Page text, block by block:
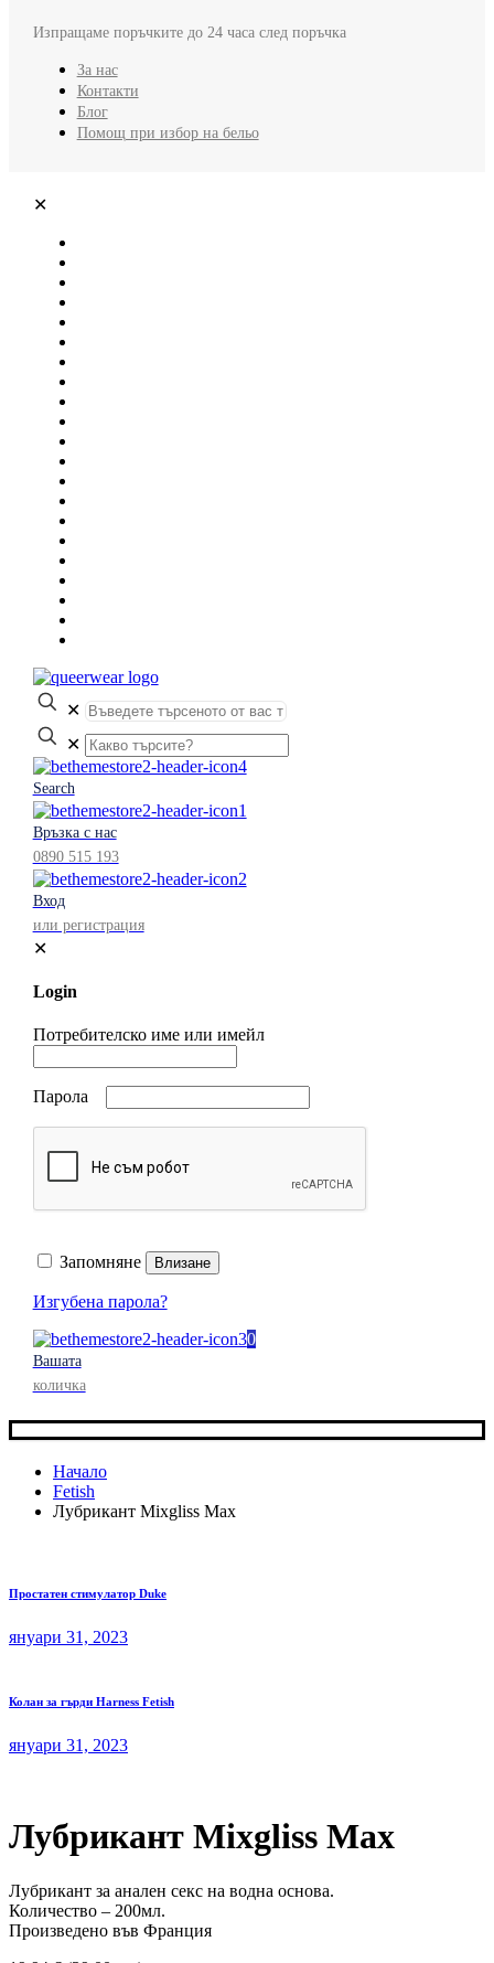
Изпращаме поръчките до 24 часа след поръчка
За нас
Контакти
Блог
Помощ при избор на бельо
✕
✕
✕
Search
Връзка с нас
0890 515 193
Вход
или регистрация
✕
Login
Потребителско име или имейл
Парола
Запомняне Влизане
Изгубена парола?
0
Вашата
количка
Начало
Fetish
Лубрикант Mixgliss Max
Простатен стимулатор Duke
януари 31, 2023
Колан за гърди Harness Fetish
януари 31, 2023
Лубрикант Mixgliss Max
Лубрикант за анален секс на водна основа.
Количество – 200мл.
Произведено във Франция